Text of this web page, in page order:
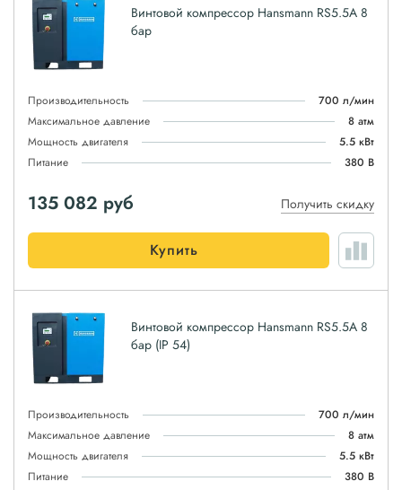
Винтовой компрессор Hansmann RS5.5А 8
бар
Производительность
700 л/мин
Максимальное давление
8 атм
Мощность двигателя
5.5 кВт
Питание
380 В
135 082 руб Получить скидку
Купить
Винтовой компрессор Hansmann RS5.5A 8
бар (IP 54)
Производительность
700 л/мин
Максимальное давление
8 атм
Мощность двигателя
5.5 кВт
Питание
380 В